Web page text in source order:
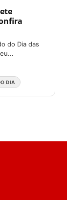
do Dia das
DIA